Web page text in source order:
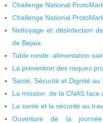
Challenge National
Challenge National
Nettoyage et désinfection
de Bejaia
Table ronde: alimentation
La prévention des risques
Santé, Sécurité et Dignité au
La mission de la CNAS face
La santé et la sécurité au
Ouverture de la